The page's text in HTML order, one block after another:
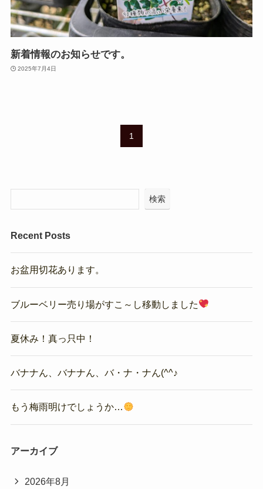
新着情報のお知らせです。
2025年7月4日
1
検索
Recent Posts
お盆用切花あります。
ブルーベリー売り場がすこ～し移動しました
夏休み！真っ只中！
バナナん、バナナん、バ・ナ・ナん(^^♪
もう梅雨明けでしょうか…
アーカイブ
2026年8月